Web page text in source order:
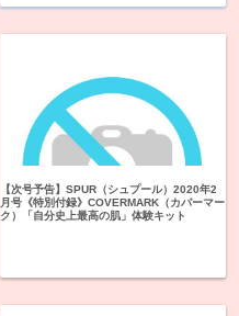
【次号予告】SPUR（シュプール）2020年2
月号《特別付録》COVERMARK（カバーマー
ク）「自分史上最高の肌」体験キット